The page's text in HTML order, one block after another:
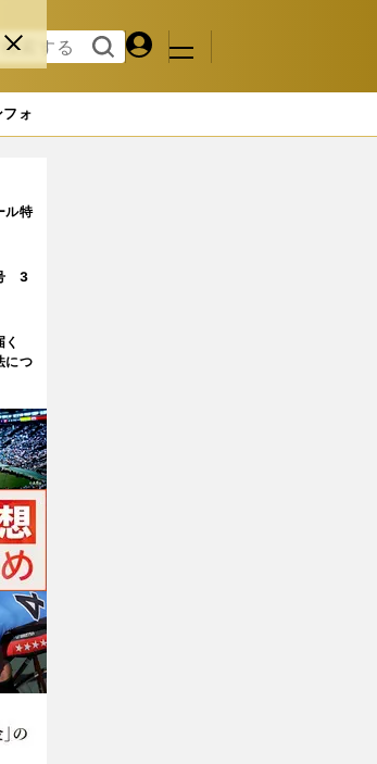
じ
る
検索
る
マイペ
ジ
メニュ
フォ
ル特
3
く
につ